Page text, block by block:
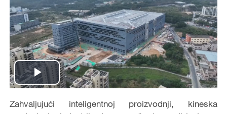
Play
Video
Zahvaljujući inteligentnoj proizvodnji, kineska